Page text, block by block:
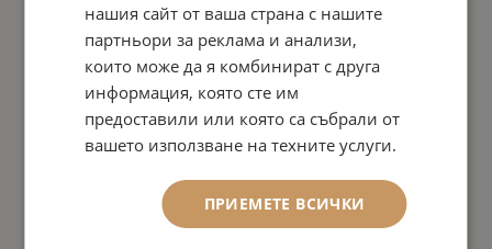
нашия сайт от ваша страна с нашите
партньори за реклама и анализи,
които може да я комбинират с друга
информация, която сте им
предоставили или която са събрали от
вашето използване на техните услуги.
ПРИЕМЕТЕ ВСИЧКИ